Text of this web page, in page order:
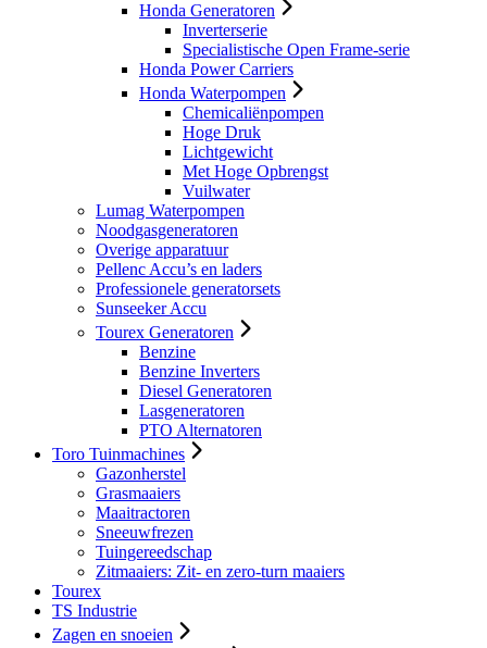
Honda Generatoren
Inverterserie
Specialistische Open Frame-serie
Honda Power Carriers
Honda Waterpompen
Chemicaliënpompen
Hoge Druk
Lichtgewicht
Met Hoge Opbrengst
Vuilwater
Lumag Waterpompen
Noodgasgeneratoren
Overige apparatuur
Pellenc Accu’s en laders
Professionele generatorsets
Sunseeker Accu
Tourex Generatoren
Benzine
Benzine Inverters
Diesel Generatoren
Lasgeneratoren
PTO Alternatoren
Toro Tuinmachines
Gazonherstel
Grasmaaiers
Maaitractoren
Sneeuwfrezen
Tuingereedschap
Zitmaaiers: Zit- en zero-turn maaiers
Tourex
TS Industrie
Zagen en snoeien